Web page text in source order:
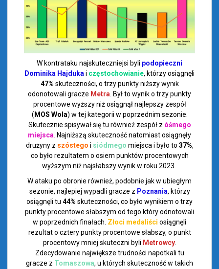
W kontrataku najskuteczniejsi byli podopieczni
Dominika Hajduka i częstochowianie, którzy osiągnęli
47% skuteczności, o trzy punkty niższy wynik
odonotowali gracze Metra . Był to wynik o trzy punkty
procentowe wyższy niż osiągnął najlepszy zespół
( MOS Wola) w tej kategorii w poprzednim sezonie.
Skutecznie spisywał się tu również zespół z óśmego
miejsca Najniższą skuteczność natomiast osiągnęły
drużyny z szóstego i siódmego miejsca i było to 37%,
co było rezultatem o osiem punktów procentowych
wyższym niż najsłabszy wynik w roku 2023.
W ataku po obronie również, podobnie jak w ubiegłym
sezonie, najlepiej wypadli gracze z Poznania, którzy
osiągnęli tu 44% skuteczności, co było wynikiem o trzy
punkty procentowe słabszym od tego który odnotowali
w poprzednich finałach. Złoci medaliści osiągnęli
rezultat o cztery punkty procentowe słabszy, o punkt
procentowy mniej skuteczni byli Metrowcy.
Zdecydowanie największe trudności napotkali tu
gracze z Tomaszowa, u których skuteczność w takich